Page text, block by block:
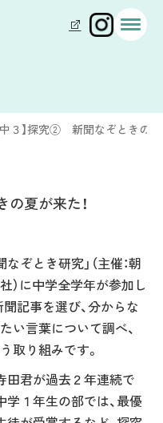
中３】探究② 新聞なぞときの夏
夏が来た！
ぞとき研究」（主催：朝
）に中学全学年が参加し
記事を選び、分からな
い言葉について調べ、
取り組みです。
田君が過去２年連続で
１年生の部では、最優